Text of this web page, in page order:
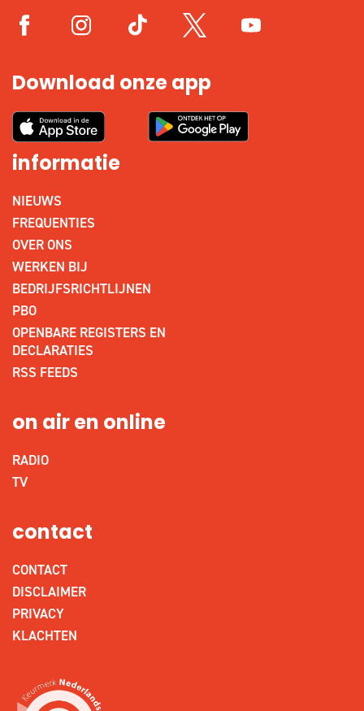
Download onze app
informatie
NIEUWS
FREQUENTIES
OVER ONS
WERKEN BIJ
BEDRIJFSRICHTLIJNEN
PBO
OPENBARE REGISTERS EN
DECLARATIES
RSS FEEDS
on air en online
RADIO
TV
contact
CONTACT
DISCLAIMER
PRIVACY
KLACHTEN